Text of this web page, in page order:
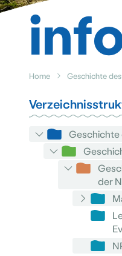
Home Geschichte
Geschichte
der